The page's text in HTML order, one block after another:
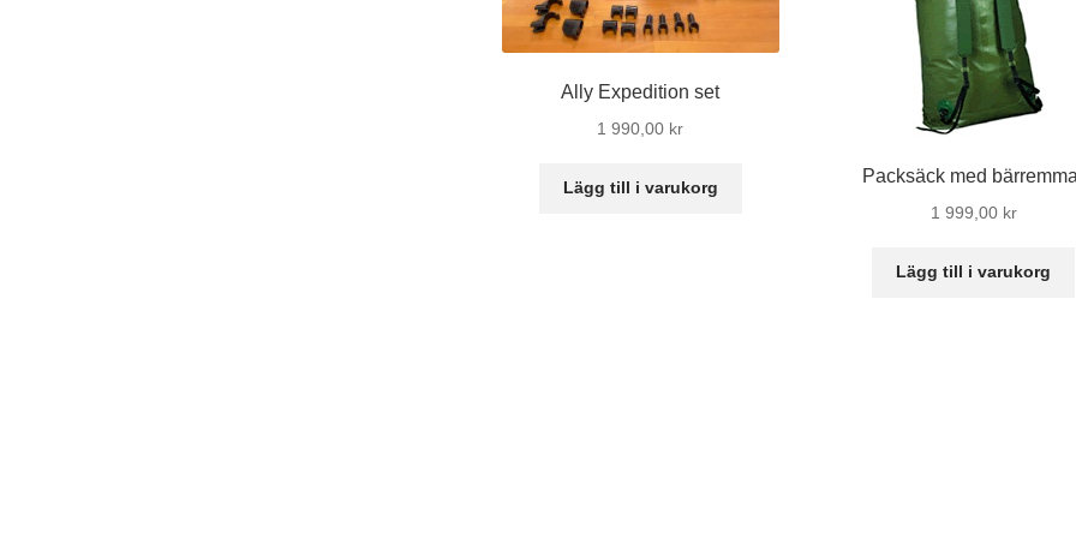
Ally Expedition set
1 990,00 kr
Lägg till i varukorg
Packsäck med
1 999,00 kr
Lägg till i varukorg